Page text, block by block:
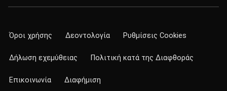
Όροι χρήσης Δεοντολογία Ρυθμίσεις Cookies
Δήλωση εχεμύθειας Πολιτική κατά της Διαφθοράς
Επικοινωνία Διαφήμιση